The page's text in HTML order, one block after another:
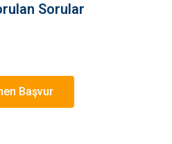
Sorular
Başvur